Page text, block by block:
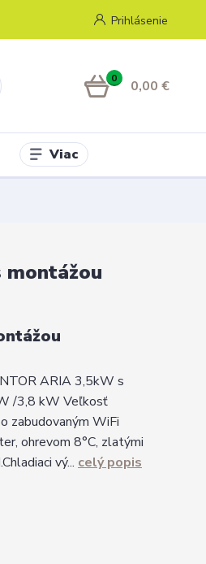
Prihlásenie
0 0,00 €
Viac
montážou
ARIA 3,5kW s
/3,8 kW Veľkosť
WiFi
ohrevom 8°C, zlatými
vý... celý popis